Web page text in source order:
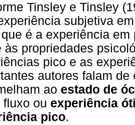
Tinsley e Tinsley
subjetiva
que é a experiência
às propriedades
pico e as
autores falam
ao estado de
fluxo ou experiência
pico.